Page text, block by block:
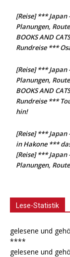
[Reise] ***
Planungen,
BOOKS AND CATS
Rundreise ***
[Reise] ***
Planungen,
BOOKS AND CATS
Rundreise ***
hin!
[Reise] ***
in Hakone ***
[Reise] ***
Planungen,
Lese-Statistik
gelesene und
****
gelesene und